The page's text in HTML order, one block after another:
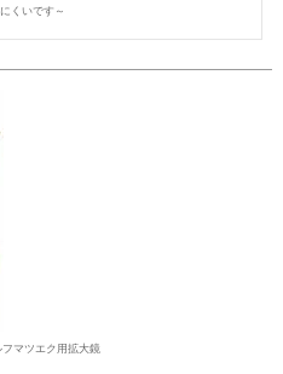
くいです～
マツエク用拡大鏡